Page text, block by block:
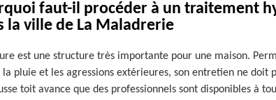
faut-il procéder à un traitement
la ville de La Maladrerie
est une structure très importante pour une maison.
pluie et les agressions extérieures, son entretien ne doit
toit avance que des professionnels sont disponibles à